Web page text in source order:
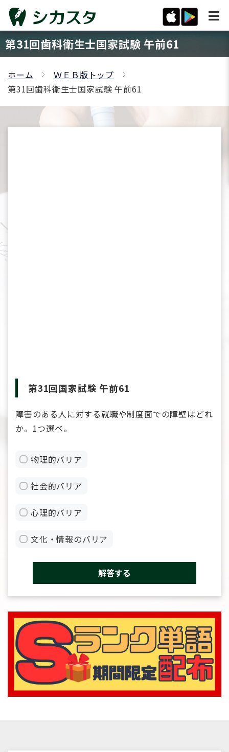
第31回歯科衛生士国家試験 午前61
ホーム
ＷＥＢ版トップ
第31回歯科衛生士国家試験 午前61
第31回国家試験 午前61
障害のある人に対する就職や制度面での障壁はどれ
か。1つ選べ。
物理的バリア
社会的バリア
心理的バリア
文化・情報のバリア
解答する